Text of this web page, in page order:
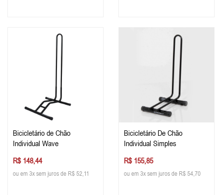
Bicicletário de Chão
Individual Wave
R$ 148,44
ou em 3x sem juros de R$ 52,11
Bicicletário De Chão
Individual Simples
R$ 155,85
ou em 3x sem juros de R$ 54,70